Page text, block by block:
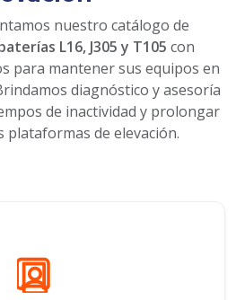
nuestro catálogo de
L16, J305 y T105 con
para mantener sus equipos en
diagnóstico y asesoría
de inactividad y prolongar
plataformas de elevación.